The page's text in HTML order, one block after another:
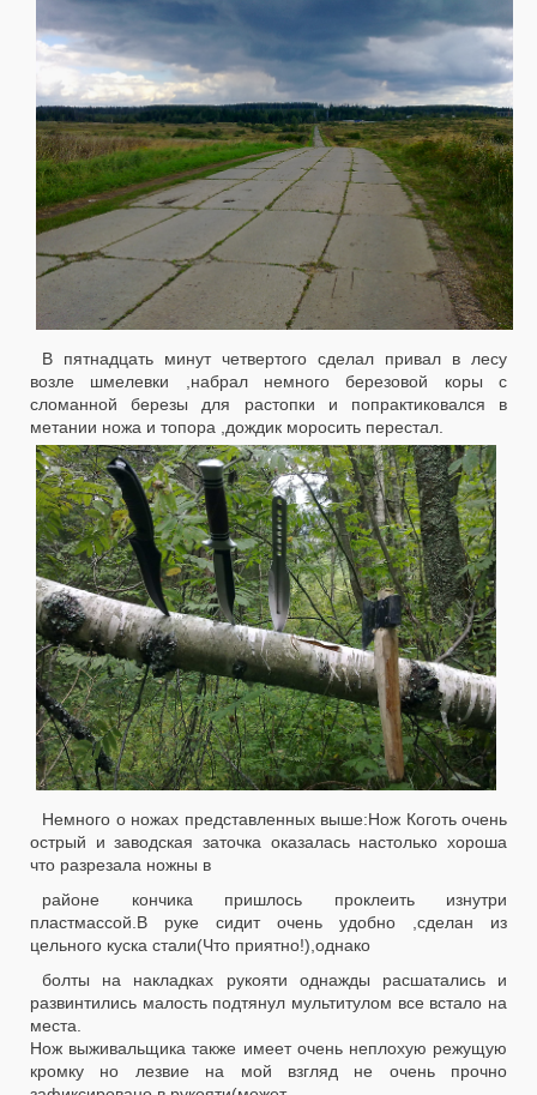
В пятнадцать минут четвертого сделал привал в лесу
возле шмелевки ,набрал немного березовой коры с
сломанной березы для растопки и попрактиковался в
метании ножа и топора ,дождик моросить перестал.
Немного о ножах представленных выше:Нож Коготь очень
острый и заводская заточка оказалась настолько хороша
что разрезала ножны в
районе кончика пришлось проклеить изнутри
пластмассой.В руке сидит очень удобно ,сделан из
цельного куска стали(Что приятно!),однако
болты на накладках рукояти однажды расшатались и
развинтились малость подтянул мультитулом все встало на
места.
Нож выживальщика также имеет очень неплохую режущую
кромку но лезвие на мой взгляд не очень прочно